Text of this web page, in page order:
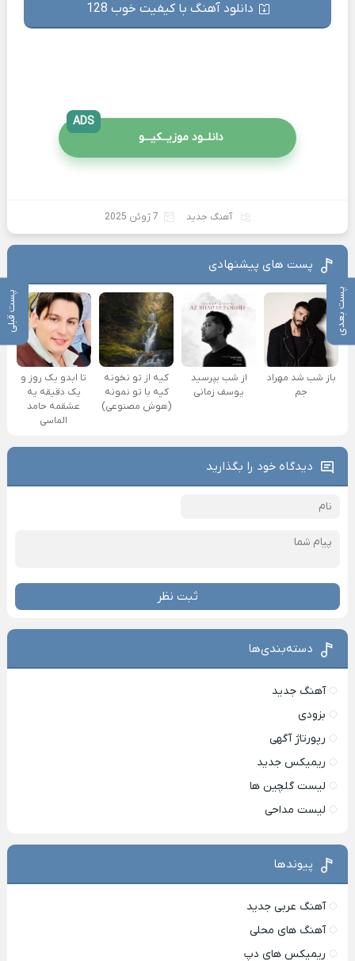
پست بعدی پست قبلی
دانلود آهنگ با کیفیت خوب 128
دانلــود موزیــکیـــو
ADS
آهنگ جدید 7 ژوئن 2025
پست های پیشنهادی
باز شب شد مهراد
جم
از شب بپرسید
یوسف زمانی
کیه از تو نخونه
کیه با تو نمونه
(هوش مصنوعی)
تا ابدو یک روز و
یک دقیقه یه
عشقمه حامد
الماسی
دیدگاه خود را بگذارید
ثبت نظر
دسته‌بندی‌ها
آهنگ جدید
بزودی
رپورتاژ آگهی
ریمیکس جدید
لیست گلچین ها
لیست مداحی
پیوندها
آهنگ عربی جدید
آهنگ های محلی
ریمیکس های دپ